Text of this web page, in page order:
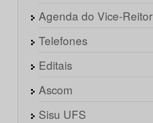
Agenda do Vice-Reitor
Telefones
Editais
Ascom
Sisu UFS